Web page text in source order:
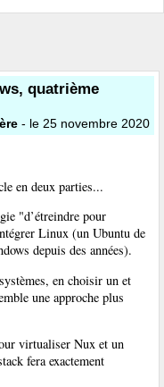
quatrième
- le 25 novembre 2020
en deux parties...
"d’étreindre pour
Linux (un Ubuntu de
depuis des années).
en choisir un et
une approche plus
virtualiser Nux et un
fera exactement